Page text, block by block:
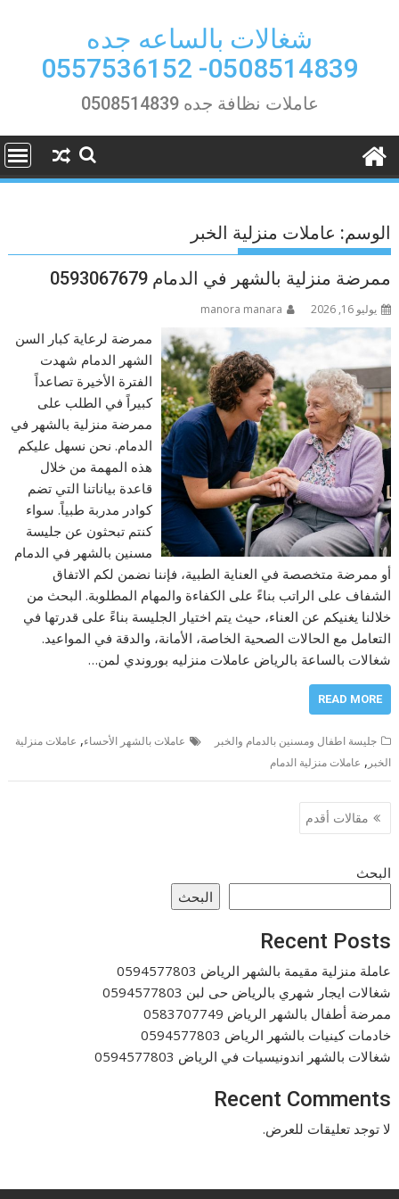
شغالات بالساعه جده
0508514839- 0557536152
عاملات نظافة جده 0508514839
الوسم: عاملات منزلية الخبر
ممرضة منزلية بالشهر في الدمام 0593067679
يوليو 16, 2026 manora manara
ممرضة لرعاية كبار السن
الشهر الدمام شهدت
الفترة الأخيرة تصاعداً
كبيراً في الطلب على
ممرضة منزلية بالشهر في
الدمام. نحن نسهل عليكم
هذه المهمة من خلال
قاعدة بياناتنا التي تضم
كوادر مدربة طبياً. سواء
كنتم تبحثون عن جليسة
مسنين بالشهر في الدمام
أو ممرضة متخصصة في العناية الطبية، فإننا نضمن لكم الاتفاق
الشفاف على الراتب بناءً على الكفاءة والمهام المطلوبة. البحث من
خلالنا يغنيكم عن العناء، حيث يتم اختيار الجليسة بناءً على قدرتها في
التعامل مع الحالات الصحية الخاصة، الأمانة، والدقة في المواعيد.
شغالات بالساعة بالرياض عاملات منزليه بوروندي لمن…
READ MORE
جليسة اطفال ومسنين بالدمام والخبر عاملات بالشهر الأحساء, عاملات منزلية
الخبر , عاملات منزلية الدمام
تصفّح
المقالات
مقالات أقدم
البحث
البحث
Recent Posts
عاملة منزلية مقيمة بالشهر الرياض 0594577803
شغالات ايجار شهري بالرياض حى لبن 0594577803
ممرضة أطفال بالشهر الرياض 0583707749
خادمات كينيات بالشهر الرياض 0594577803
شغالات بالشهر اندونيسيات في الرياض 0594577803
Recent Comments
لا توجد تعليقات للعرض.